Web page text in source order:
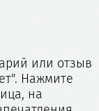
или отзыв
Нажмите
на